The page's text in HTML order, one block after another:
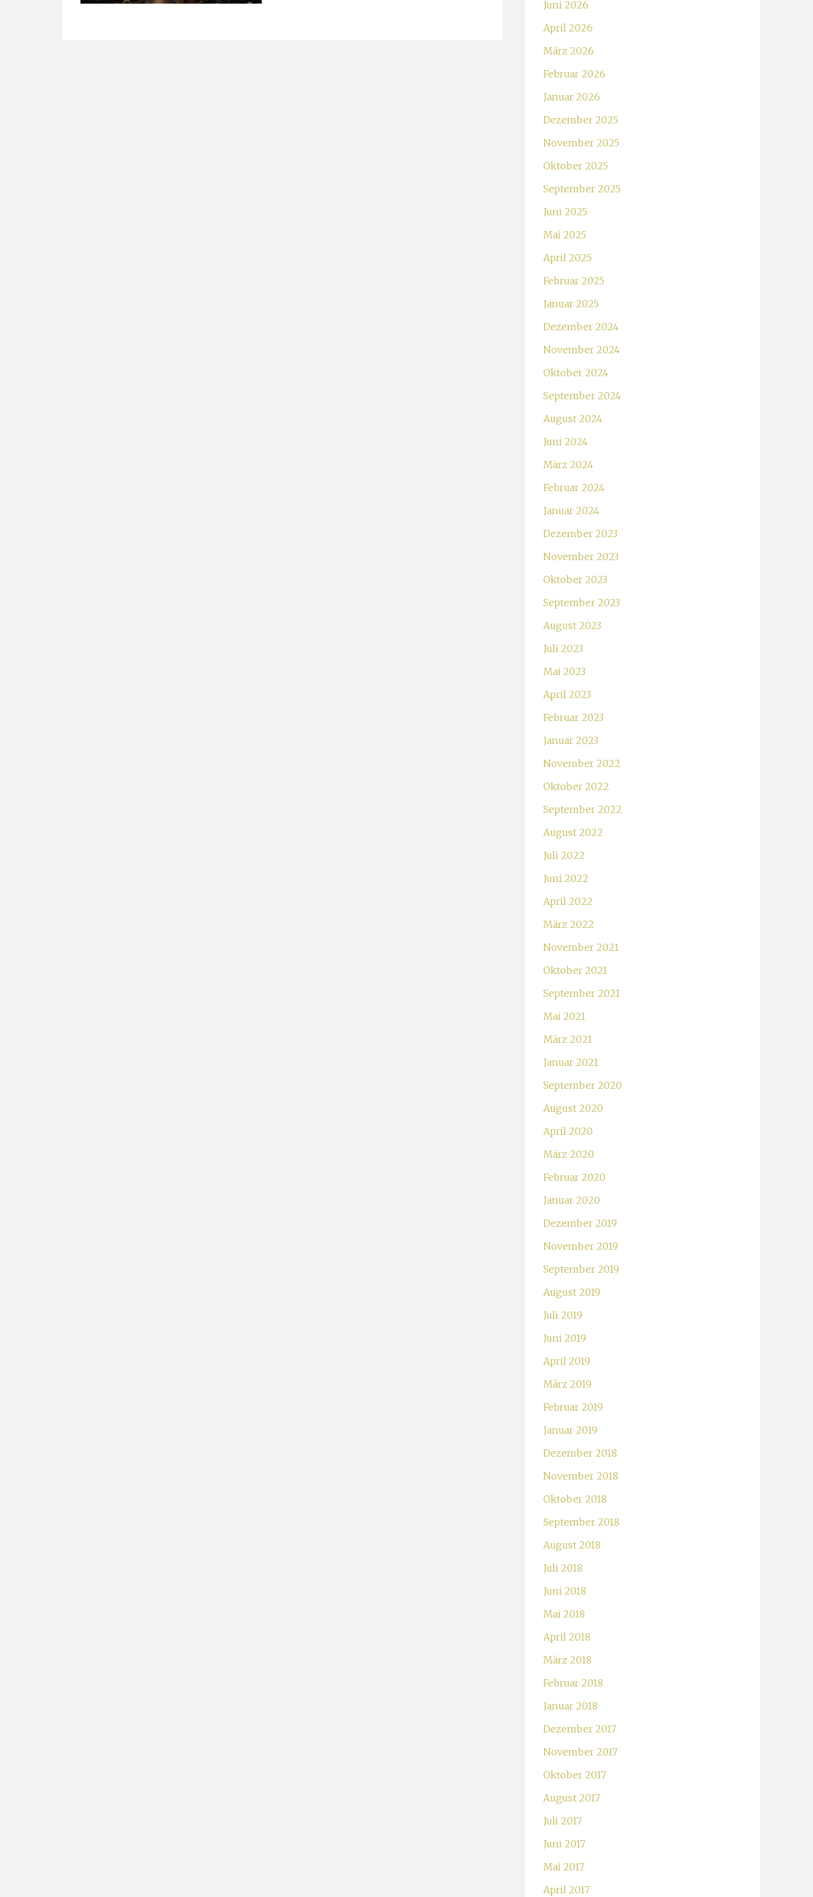
Juni 2026
April 2026
März 2026
Februar 2026
Januar 2026
Dezember 2025
November 2025
Oktober 2025
September 2025
Juni 2025
Mai 2025
April 2025
Februar 2025
Januar 2025
Dezember 2024
November 2024
Oktober 2024
September 2024
August 2024
Juni 2024
März 2024
Februar 2024
Januar 2024
Dezember 2023
November 2023
Oktober 2023
September 2023
August 2023
Juli 2023
Mai 2023
April 2023
Februar 2023
Januar 2023
November 2022
Oktober 2022
September 2022
August 2022
Juli 2022
Juni 2022
April 2022
März 2022
November 2021
Oktober 2021
September 2021
Mai 2021
März 2021
Januar 2021
September 2020
August 2020
April 2020
März 2020
Februar 2020
Januar 2020
Dezember 2019
November 2019
September 2019
August 2019
Juli 2019
Juni 2019
April 2019
März 2019
Februar 2019
Januar 2019
Dezember 2018
November 2018
Oktober 2018
September 2018
August 2018
Juli 2018
Juni 2018
Mai 2018
April 2018
März 2018
Februar 2018
Januar 2018
Dezember 2017
November 2017
Oktober 2017
August 2017
Juli 2017
Juni 2017
Mai 2017
April 2017